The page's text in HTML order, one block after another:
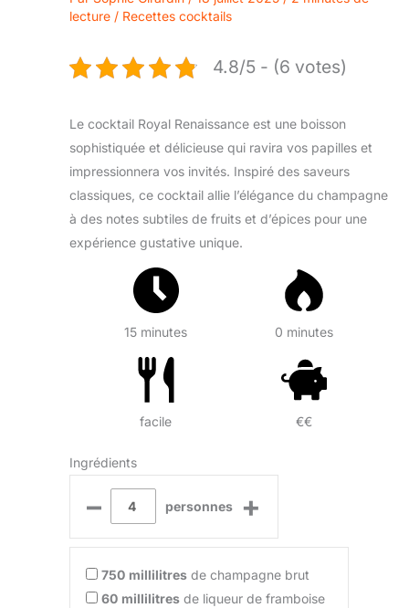
lecture / Recettes cocktails
4.8/5 - (6 votes)
Le cocktail Royal Renaissance est une boisson
sophistiquée et délicieuse qui ravira vos papilles et
impressionnera vos invités. Inspiré des saveurs
classiques, ce cocktail allie l’élégance du champagne
à des notes subtiles de fruits et d’épices pour une
expérience gustative unique.
15 minutes 0 minutes
facile €€
Ingrédients
– personnes +
750 millilitres de champagne brut
60 millilitres de liqueur de framboise